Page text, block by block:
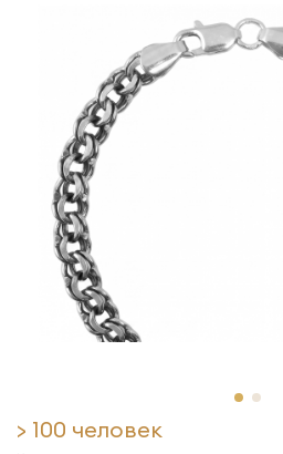
> 100 человек